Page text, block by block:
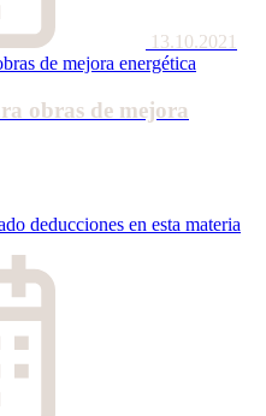
13.10.2021
obras de mejora
deducciones en esta materia